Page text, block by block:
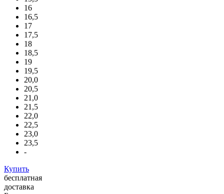
16
16,5
17
17,5
18
18,5
19
19,5
20,0
20,5
21,0
21,5
22,0
22,5
23,0
23,5
-
Купить
бесплатная
доставка